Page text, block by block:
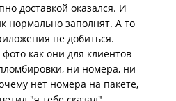
доставкой оказался. И
нормально заполнят. А то
не добиться.
как они для клиентов
ни номера, ни
нет номера на пакете,